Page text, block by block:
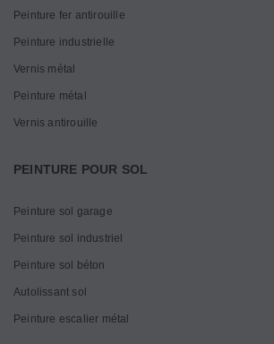
Peinture fer antirouille
Peinture industrielle
Vernis métal
Peinture métal
Vernis antirouille
PEINTURE POUR SOL
Peinture sol garage
Peinture sol industriel
Peinture sol béton
Autolissant sol
Peinture escalier métal